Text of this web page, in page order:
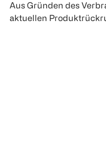
Aus Gründen des
aktuellen